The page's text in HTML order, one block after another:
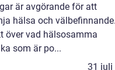
är avgörande för att
hälsa och
över vad hälsosamma
som är po...
31 juli